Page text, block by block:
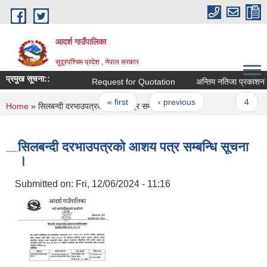
Skip to main content
आदर्श गाउँपालिका
सुदूरपश्चिम प्रदेश , नेपाल सरकार
प्रमुख सूचना:: Request for Quotation अन्तिम नतिजा प्रकाशन
Pages
« first ‹ previous
You are here
Home » सिलबन्दी दरभाउपत्रको आशय पत्र सम्बन्धि सूचना ।
सिलबन्दी दरभाउपत्रको आशय पत्र सम्बन्धि सूचना
।
Submitted on: Fri, 12/06/2024 - 11:16